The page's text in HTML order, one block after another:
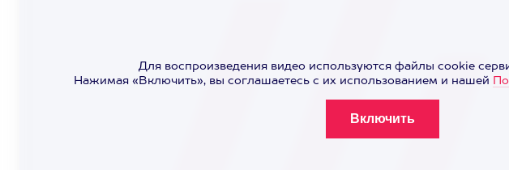
Для воспроизведения видео используются файлы cookie
Нажимая «Включить», вы соглашаетесь с их использованием и нашей